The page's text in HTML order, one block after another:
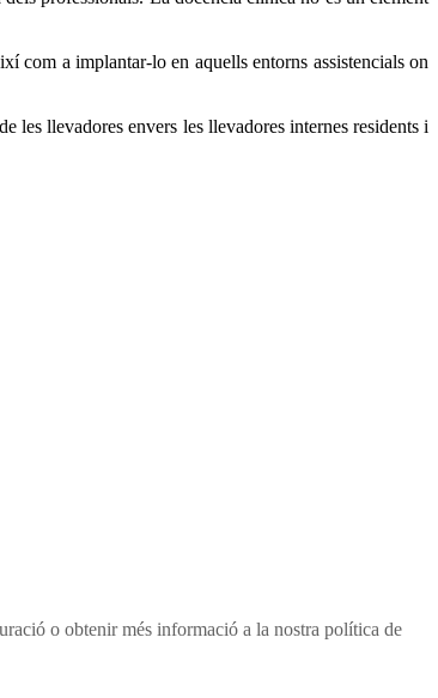
com a implantar-lo en aquells entorns assistencials on
les llevadores envers les llevadores internes residents i
o obtenir més informació a la nostra política de